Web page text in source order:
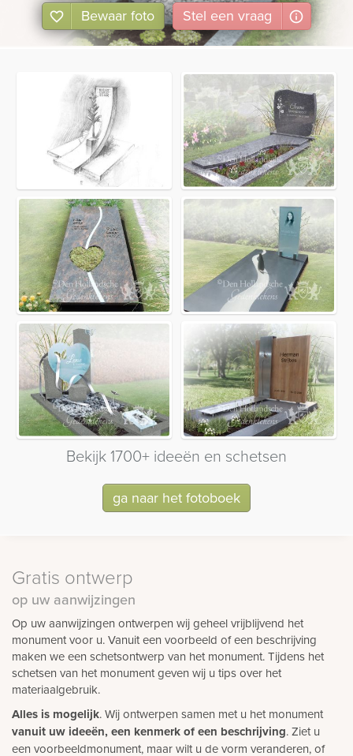
Bewaar foto Stel een vraag
Bekijk 1700+ ideeën en schetsen
ga naar het fotoboek
Gratis ontwerp
op uw aanwijzingen
Op uw aanwijzingen ontwerpen wij geheel vrijblijvend het
monument voor u. Vanuit een voorbeeld of een beschrijving
maken we een schetsontwerp van het monument. Tijdens het
schetsen van het monument geven wij u tips over het
materiaalgebruik.
Alles is mogelijk. Wij ontwerpen samen met u het monument
vanuit uw ideeën, een kenmerk of een beschrijving. Ziet u
een voorbeeldmonument, maar wilt u de vorm veranderen, of